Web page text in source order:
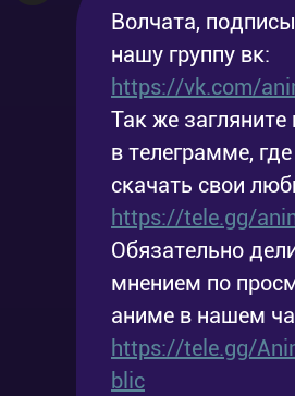
Волчата,
нашу группу вк:
https://vk.com/
Так же загляните
в телеграмме,
скачать свои
https://tele.gg/
Обязательно
мнением по
аниме в нашем
https://tele.gg/
blic